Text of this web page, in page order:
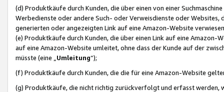
(d) Produktkäufe durch Kunden, die über einen von einer
Werbedienste oder andere Such- oder Verweisdienste oder Websites,
generierten oder angezeigten Link auf eine Amazon-Website
(e) Produktkäufe durch Kunden, die über einen Link auf eine
auf eine Amazon-Website umleitet, ohne dass der Kunde auf der
müsste (eine „ Umleitung“);
(f) Produktkäufe durch Kunden, die die für eine Amazon-Website
(g) Produktkäufe, die nicht richtig zurückverfolgt und erfasst werden,